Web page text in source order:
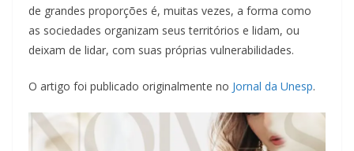
de grandes proporções é, muitas vezes, a forma como
as sociedades organizam seus territórios e lidam, ou
deixam de lidar, com suas próprias vulnerabilidades.
O artigo foi publicado originalmente no Jornal da Unesp.